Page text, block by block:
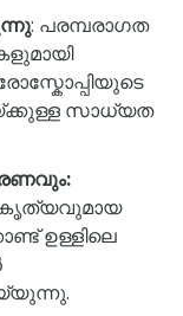
: പരമ്പരാഗത
സാധ്യത
കൃത്യവുമായ
ഉള്ളിലെ